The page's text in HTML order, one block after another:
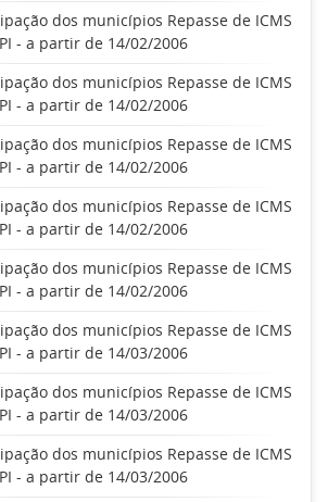
dos municípios Repasse de ICMS
- a partir de 14/02/2006
dos municípios Repasse de ICMS
- a partir de 14/02/2006
dos municípios Repasse de ICMS
- a partir de 14/02/2006
dos municípios Repasse de ICMS
- a partir de 14/02/2006
dos municípios Repasse de ICMS
- a partir de 14/02/2006
dos municípios Repasse de ICMS
- a partir de 14/03/2006
dos municípios Repasse de ICMS
- a partir de 14/03/2006
dos municípios Repasse de ICMS
- a partir de 14/03/2006